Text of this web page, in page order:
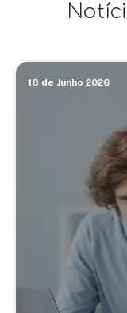
18 de Junho 2026